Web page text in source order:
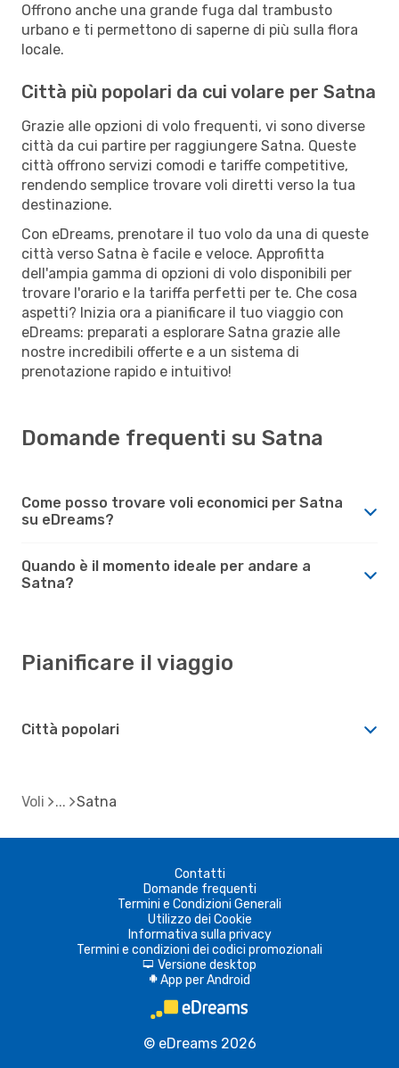
Offrono anche una grande fuga dal trambusto
urbano e ti permettono di saperne di più sulla flora
locale.
Città più popolari da cui volare per Satna
Grazie alle opzioni di volo frequenti, vi sono diverse
città da cui partire per raggiungere Satna. Queste
città offrono servizi comodi e tariffe competitive,
rendendo semplice trovare voli diretti verso la tua
destinazione.
Con eDreams, prenotare il tuo volo da una di queste
città verso Satna è facile e veloce. Approfitta
dell'ampia gamma di opzioni di volo disponibili per
trovare l'orario e la tariffa perfetti per te. Che cosa
aspetti? Inizia ora a pianificare il tuo viaggio con
eDreams: preparati a esplorare Satna grazie alle
nostre incredibili offerte e a un sistema di
prenotazione rapido e intuitivo!
Domande frequenti su Satna
Come posso trovare voli economici per Satna
su eDreams?
Quando è il momento ideale per andare a
Satna?
Pianificare il viaggio
Città popolari
Voli Satna
Contatti
Domande frequenti
Termini e Condizioni Generali
Utilizzo dei Cookie
Informativa sulla privacy
Termini e condizioni dei codici promozionali
d Versione desktop
A App per Android
© eDreams 2026